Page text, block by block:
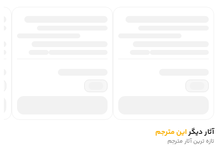
آثار دیگراین مترجم
تازه ترین آثار مترجم